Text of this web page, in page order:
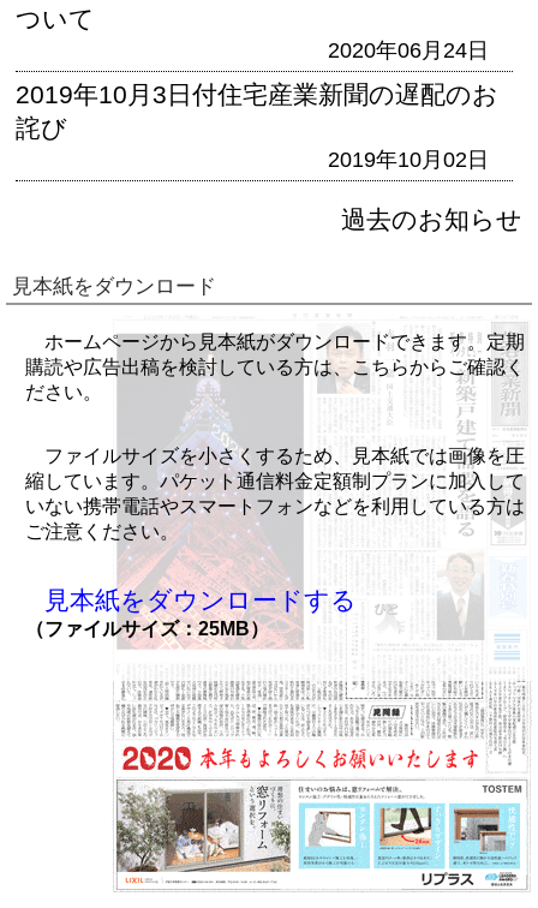
ついて
2020年06月24日
2019年10月3日付住宅産業新聞の遅配のお
詫び
2019年10月02日
過去のお知らせ
見本紙をダウンロード
ホームページから見本紙がダウンロードできます。定期
購読や広告出稿を検討している方は、こちらからご確認く
ださい。
ファイルサイズを小さくするため、見本紙では画像を圧
縮しています。パケット通信料金定額制プランに加入して
いない携帯電話やスマートフォンなどを利用している方は
ご注意ください。
見本紙をダウンロードする
（ファイルサイズ：25MB）